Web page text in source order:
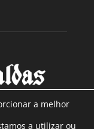
a melhor
a utilizar ou